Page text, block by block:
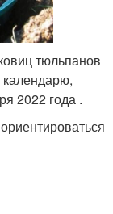
тюльпанов
2022 года .